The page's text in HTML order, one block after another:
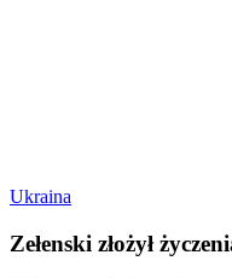
Ukraina
Zełenski złożył